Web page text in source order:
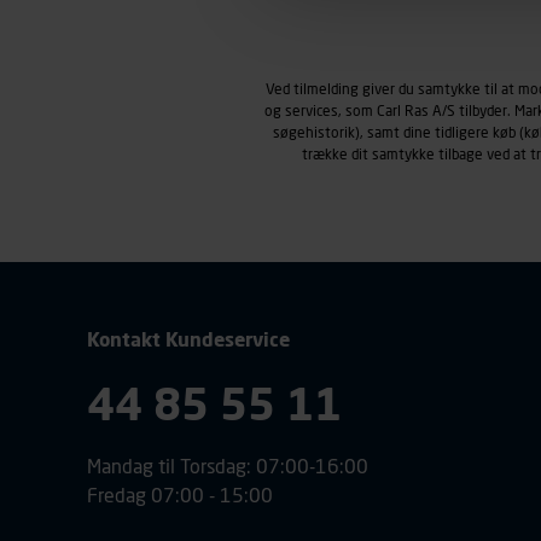
personoplysninger om
klikkes på, sider/indhold
smartphone mv.) samt de
Ved tilmelding giver du samtykke til at
og services, som Carl Ras A/S tilbyder.
søgehistorik), samt dine tidligere køb
trække dit samtykke tilbage ved at
Kontakt Kundeservice
44 85 55 11
Mandag til Torsdag: 07:00-16:00
Fredag 07:00 - 15:00